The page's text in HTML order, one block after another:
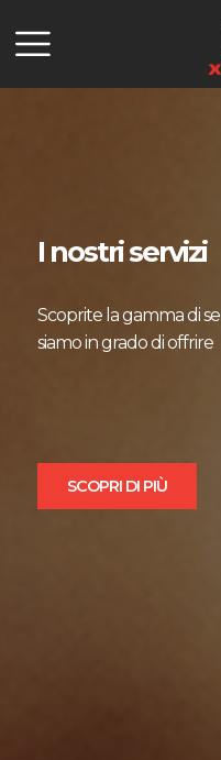
I nostri servizi
Scoprite la gamma di
siamo in grado di offrire
SCOPRI DI PIÙ